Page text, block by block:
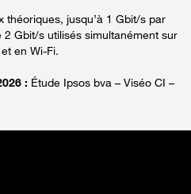
théoriques, jusqu’à 1 Gbit/s par
Gbit/s utilisés simultanément sur
en Wi-Fi.
: Étude Ipsos bva – Viséo CI –